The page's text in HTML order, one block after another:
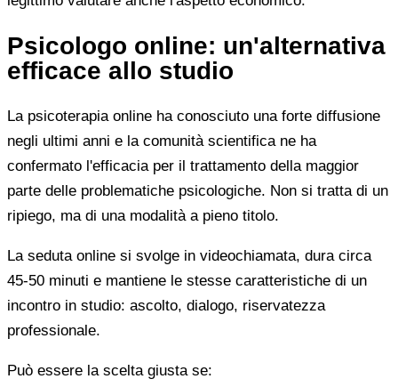
Psicologo online: un'alternativa
efficace allo studio
La psicoterapia online ha conosciuto una forte diffusione
negli ultimi anni e la comunità scientifica ne ha
confermato l'efficacia per il trattamento della maggior
parte delle problematiche psicologiche. Non si tratta di un
ripiego, ma di una modalità a pieno titolo.
La seduta online si svolge in videochiamata, dura circa
45-50 minuti e mantiene le stesse caratteristiche di un
incontro in studio: ascolto, dialogo, riservatezza
professionale.
Può essere la scelta giusta se: